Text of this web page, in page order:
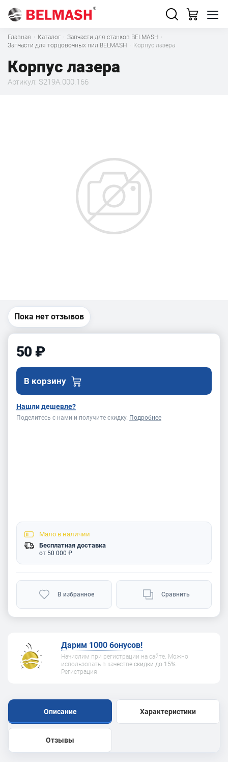
Главная · Каталог · Запчасти для станков BELMASH ·
Запчасти для торцовочных пил BELMASH · Корпус лазера
Корпус лазера
Артикул: S219A.000.166
Пока нет отзывов
50 ₽
В корзину
Нашли дешевле?
Поделитесь с нами и получите скидку. Подробнее
Мало в наличии
Бесплатная доставка
от 50 000 ₽
В избранное Сравнить
Дарим 1000 бонусов!
Начислим при регистрации на сайте. Можно
использовать в качестве скидки до 15%.
Регистрация
Описание Характеристики
Отзывы